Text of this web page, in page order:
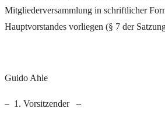
Mitgliederversammlung in schriftlicher
Hauptvorstandes vorliegen (§ 7 der
Guido Ahle
– 1. Vorsitzender –